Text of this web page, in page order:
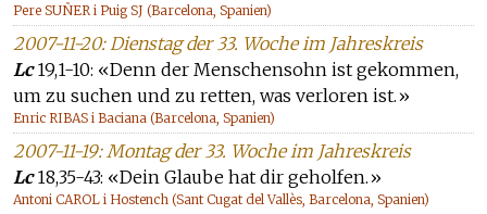
Pere SUÑER i Puig SJ (Barcelona, Spanien)
2007-11-20: Dienstag der 33. Woche im Jahreskreis
Lc19,1-10: «Denn der Menschensohn ist gekommen,
um zu suchen und zu retten, was verloren ist.»
Enric RIBAS i Baciana (Barcelona, Spanien)
2007-11-19: Montag der 33. Woche im Jahreskreis
Lc18,35-43: «Dein Glaube hat dir geholfen.»
Antoni CAROL i Hostench (Sant Cugat del Vallès, Barcelona, Spanien)